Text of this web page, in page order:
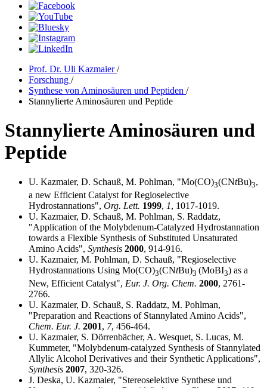
Prof. Dr. Uli Kazmaier/
Forschung /
Synthese von Aminosäuren und Peptiden /
Stannylierte Aminosäuren und Peptide
Stannylierte Aminosäuren und
Peptide
U. Kazmaier, D. Schauß, M. Pohlman, "Mo(CO)3(CNtBu)3,
a new Efficient Catalyst for Regioselective
Hydrostannations", Org. Lett. 1999, 1, 1017-1019.
U. Kazmaier, D. Schauß, M. Pohlman, S. Raddatz,
"Application of the Molybdenum-Catalyzed Hydrostannation
towards a Flexible Synthesis of Substituted Unsaturated
Amino Acids", Synthesis 2000, 914-916.
U. Kazmaier, M. Pohlman, D. Schauß, "Regioselective
Hydrostannations Using Mo(CO)3(CNtBu)3 (MoBI3) as a
New, Efficient Catalyst", Eur. J. Org. Chem. 2000, 2761-
2766.
U. Kazmaier, D. Schauß, S. Raddatz, M. Pohlman,
"Preparation and Reactions of Stannylated Amino Acids",
Chem. Eur. J. 2001, 7, 456-464.
U. Kazmaier, S. Dörrenbächer, A. Wesquet, S. Lucas, M.
Kummeter, "Molybdenum-catalyzed Synthesis of Stannylated
Allylic Alcohol Derivatives and their Synthetic Applications",
Synthesis 2007, 320-326.
J. Deska, U. Kazmaier, "Stereoselektive Synthese und